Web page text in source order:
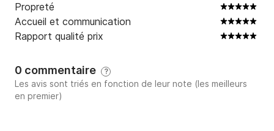
Propreté
Accueil et communication
Rapport qualité prix
0 commentaire ?
Les avis sont triés en fonction de leur note (les meilleurs
en premier)